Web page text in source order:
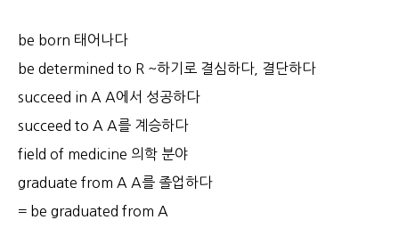
be born 태어나다
be determined to R ~하기로 결심하다, 결단하다
succeed in A A에서 성공하다
succeed to A A를 계승하다
field of medicine 의학 분야
graduate from A A를 졸업하다
= be graduated from A